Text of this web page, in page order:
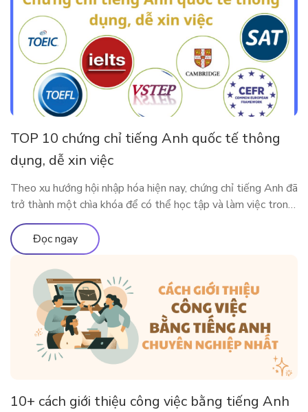
TOP 10 chứng chỉ tiếng Anh quốc tế thông
dụng, dễ xin việc
Theo xu hướng hội nhập hóa hiện nay, chứng chỉ tiếng Anh đã
trở thành một chìa khóa để có thể học tập và làm việc trong
môi trường quốc tế. Vậy có những chứng chỉ thông dụng nào
được Việt Nam và các nước lớn trên thế giới công nhận?
Cùng ELSA Premium tìm […]
Đọc ngay
10+ cách giới thiệu công việc bằng tiếng Anh